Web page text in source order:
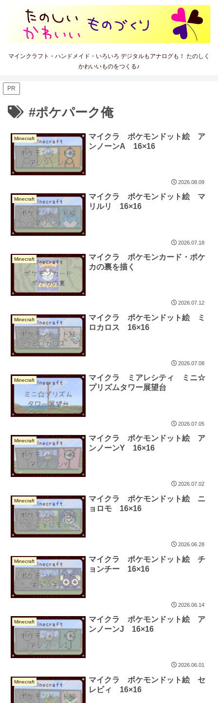
マインクラフト・ハンドメイド・いろいろ デジタルもアナログも！ たのしく
かわいいものをつくる♪
PR
#ポケパーク俺
Minecraft
マイクラ ポケモンドット絵 ア
ンノーンA 16×16
2026.08.09
Minecraft
マイクラ ポケモンドット絵 マ
リルリ 16×16
2026.07.18
Minecraft
マイクラ ポケモンカード・ポケ
カの裏を描く
2026.07.12
Minecraft
マイクラ ポケモンドット絵 ミ
ロカロス 16×16
2026.07.08
Minecraft
マイクラ ミアレシティ ミニ☆
プリズムタワー展望台
2026.07.05
Minecraft
マイクラ ポケモンドット絵 ア
ンノーンY 16×16
2026.07.02
Minecraft
マイクラ ポケモンドット絵 ニ
ョロモ 16×16
2026.06.28
Minecraft
マイクラ ポケモンドット絵 チ
ョンチー 16×16
2026.06.14
Minecraft
マイクラ ポケモンドット絵 ア
ンノーンJ 16×16
2026.06.01
Minecraft
マイクラ ポケモンドット絵 セ
レビィ 16×16